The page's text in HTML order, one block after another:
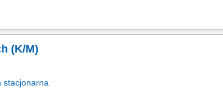
dokumentacji technicznej; Regularna konserwacja oraz
(K/M)
stacjonarna